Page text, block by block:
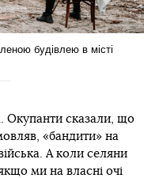
будівлею в місті
Окупанти сказали, що
«бандити» на
А коли селяни
ми на власні очі